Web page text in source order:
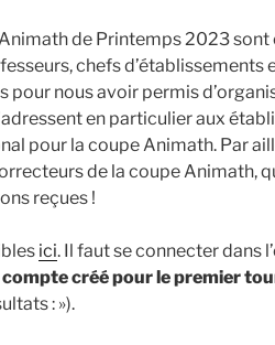
de Printemps 2023 sont
chefs d’établissements
pour nous avoir permis
en particulier aux
pour la coupe Animath. Par
de la coupe Animath,
reçues !
ici. Il faut se connecter dans
compte créé pour le premier
: »).